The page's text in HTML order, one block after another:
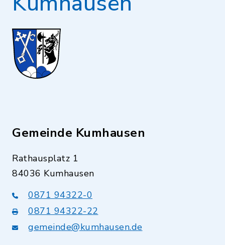
Gemeinde Kumhausen
Rathausplatz 1
84036 Kumhausen
0871 94322-0
0871 94322-22
gemeinde@kumhausen.de